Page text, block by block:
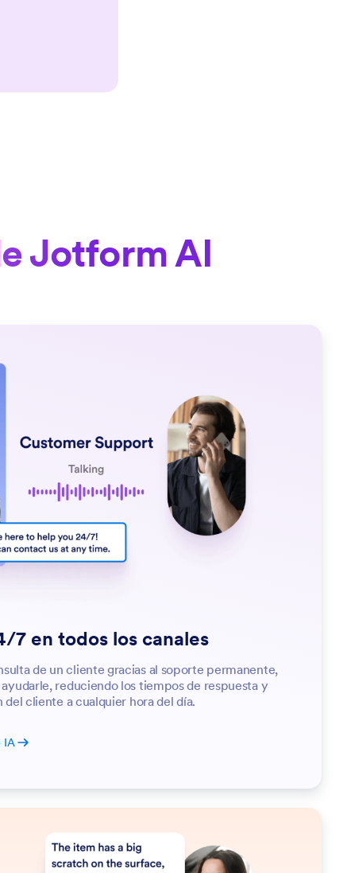
Jotform AI
7 en todos los canales
de un cliente gracias al soporte permanente,
reduciendo los tiempos de respuesta y
cliente a cualquier hora del día.
IA